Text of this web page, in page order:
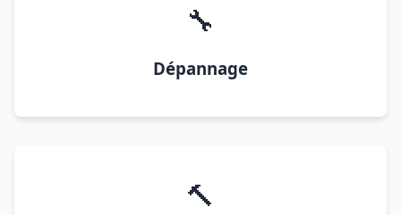
🔧
Dépannage
🔨